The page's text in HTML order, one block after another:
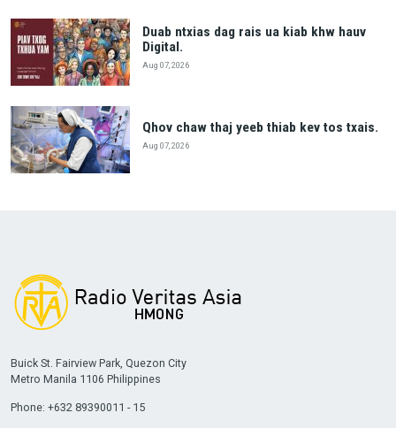
Duab ntxias dag rais ua kiab khw hauv
Digital.
Aug 07, 2026
Qhov chaw thaj yeeb thiab kev tos txais.
Aug 07, 2026
Buick St. Fairview Park, Quezon City
Metro Manila 1106 Philippines
Phone: +632 89390011 - 15